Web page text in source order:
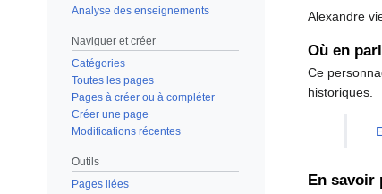
Analyse des enseignements
Naviguer et créer
Catégories
Toutes les pages
Pages à créer ou à compléter
Créer une page
Modifications récentes
Outils
Pages liées
Alexandre
Où en
Ce
historiques.
En savoir